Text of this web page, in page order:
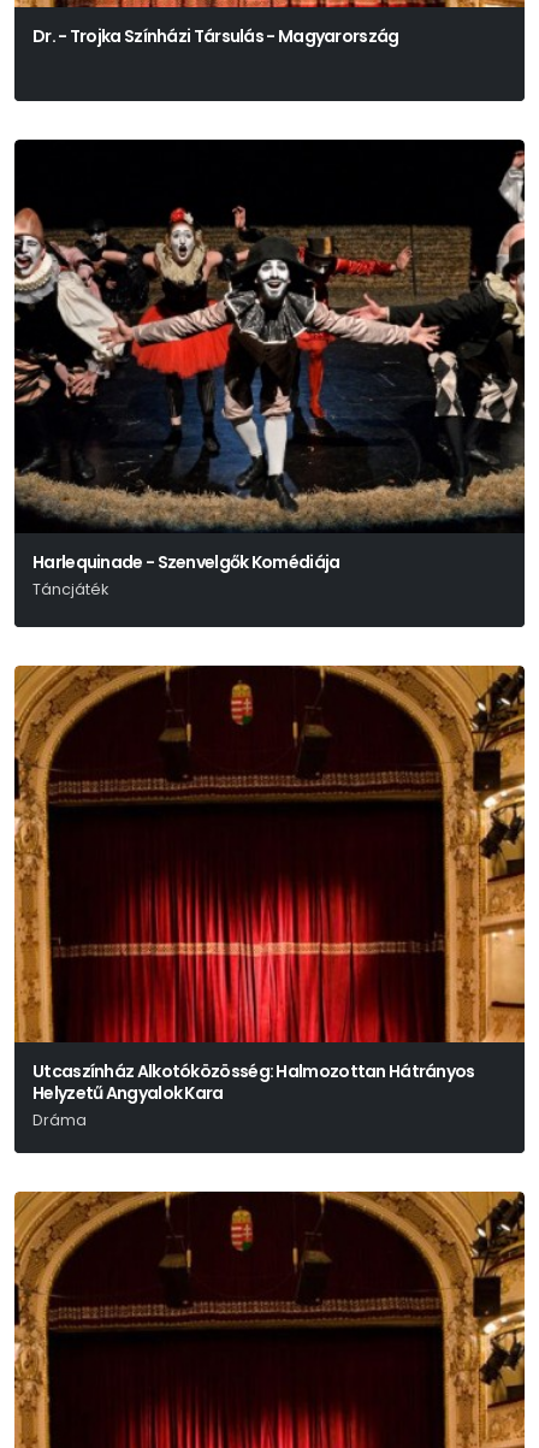
Dr. - Trojka Színházi Társulás - Magyarország
Harlequinade - Szenvelgők Komédiája
Táncjáték
Utcaszínház Alkotóközösség: Halmozottan Hátrányos
Helyzetű Angyalok Kara
Dráma
Bari Judit